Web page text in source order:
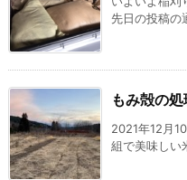
先日の投稿の
もみ殻の処
2021年12月
組で美味しい